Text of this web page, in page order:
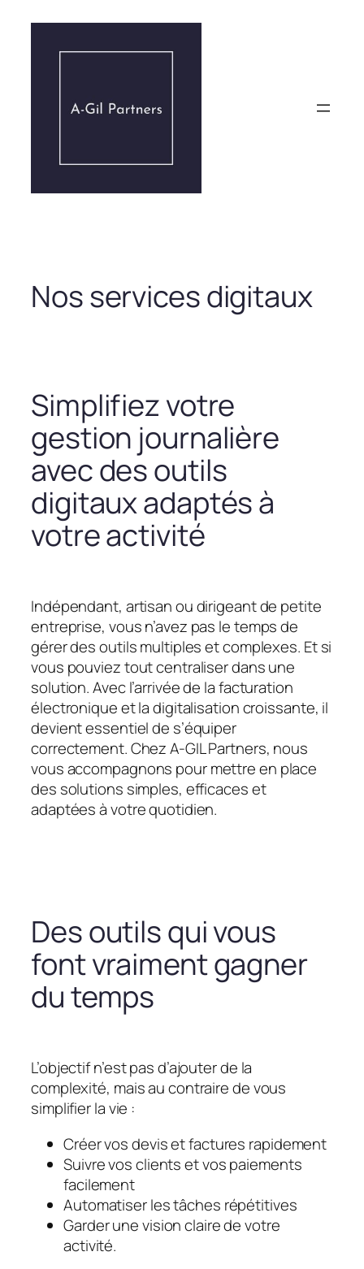
contenu
Nos services digitaux
Simplifiez votre
gestion journalière
avec des outils
digitaux adaptés à
votre activité
Indépendant, artisan ou dirigeant de petite
entreprise, vous n’avez pas le temps de
gérer des outils multiples et complexes. Et si
vous pouviez tout centraliser dans une
solution. Avec l’arrivée de la facturation
électronique et la digitalisation croissante, il
devient essentiel de s’équiper
correctement. Chez A-GIL Partners, nous
vous accompagnons pour mettre en place
des solutions simples, efficaces et
adaptées à votre quotidien.
Des outils qui vous
font vraiment gagner
du temps
L’objectif n’est pas d’ajouter de la
complexité, mais au contraire de vous
simplifier la vie :
Créer vos devis et factures rapidement
Suivre vos clients et vos paiements
facilement
Automatiser les tâches répétitives
Garder une vision claire de votre
activité.